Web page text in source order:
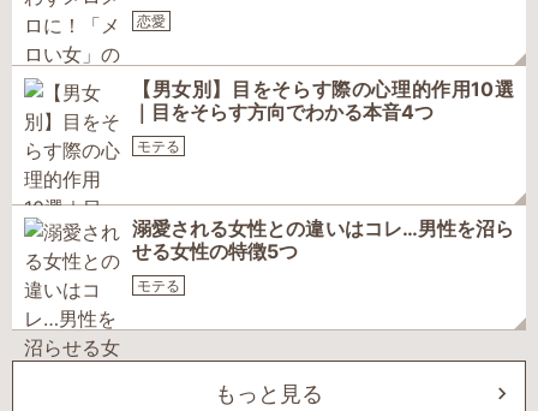
恋愛
【男女別】目をそらす際の心理的作用10選
｜目をそらす方向でわかる本音4つ
モテる
溺愛される女性との違いはコレ…男性を沼ら
せる女性の特徴5つ
モテる
もっと見る